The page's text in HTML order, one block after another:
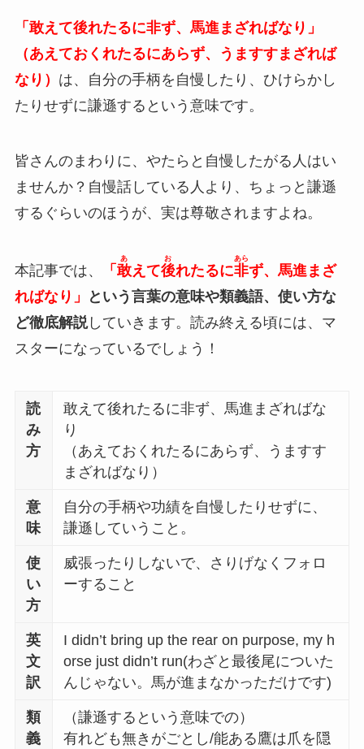
「敢えて後れたるに非ず、馬進まざればなり」
（あえておくれたるにあらず、うますすまざれば
なり） は、自分の手柄を自慢したり、ひけらかし
たりせずに謙遜するという意味です。
皆さんのまわりに、やたらと自慢したがる人はい
ませんか？自慢話している人より、ちょっと謙遜
するぐらいのほうが、実は尊敬されますよね。
本記事では、 「 敢
あ
えて後
お
れたるに非
あら
ず、馬進まざ
ればなり」
という言葉の意味や類義語、使い方な
ど徹底解説していきます。読み終える頃には、マ
スターになっているでしょう！
読
み
方
敢えて後れたるに非ず、馬進まざればな
り
（あえておくれたるにあらず、うますす
まざればなり）
意
味
自分の手柄や功績を自慢したりせずに、
謙遜していうこと。
使
い
方
威張ったりしないで、さりげなくフォロ
ーすること
英
文
訳
I didn’t bring up the rear on purpose, my h
orse just didn’t run(わざと最後尾についた
んじゃない。馬が進まなかっただけです)
類
義
（謙遜するという意味での）
有れども無きがごとし/能ある鷹は爪を隠